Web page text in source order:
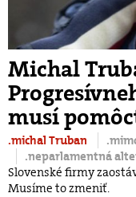
Michal
musí
.michal Truban
.neparlamentná
Slovenské firmy
Musíme to zmeniť.